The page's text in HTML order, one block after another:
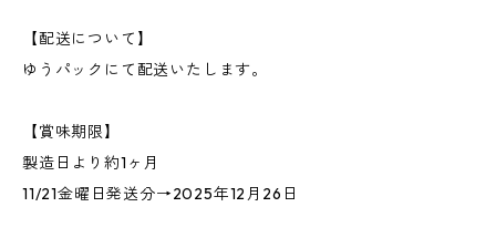
【配送について】
ゆうパックにて配送いたします。
【賞味期限】
製造日より約1ヶ月
11/21金曜日発送分→2025年12月26日